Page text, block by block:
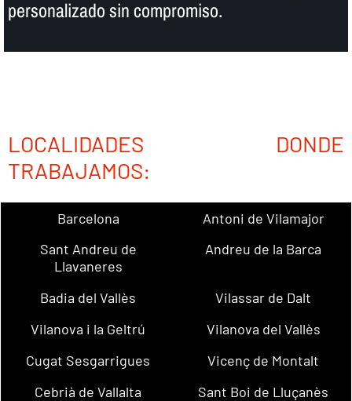
personalizado sin compromiso.
LOCALIDADES DONDE
TRABAJAMOS:
Barcelona
Antoni de Vilamajor
Sant Andreu de
Llavaneres
Andreu de la Barca
Badia del Vallès
Vilassar de Dalt
Vilanova i la Geltrú
Vilanova del Vallès
Cugat Sesgarrigues
Vicenç de Montalt
Cebrià de Vallalta
Sant Boi de Lluçanès